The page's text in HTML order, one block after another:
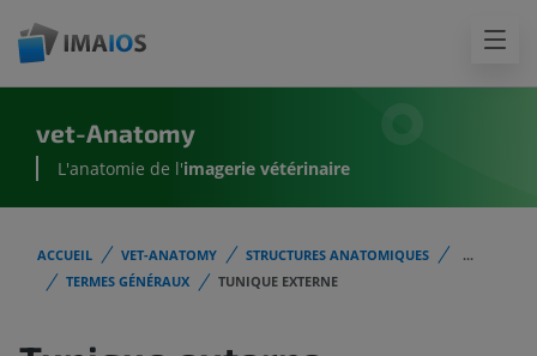
vet-Anatomy
L'anatomie de l'imagerie vétérinaire
ACCUEIL VET-ANATOMY STRUCTURES ANATOMIQUES
...
TERMES GÉNÉRAUX
TUNIQUE EXTERNE